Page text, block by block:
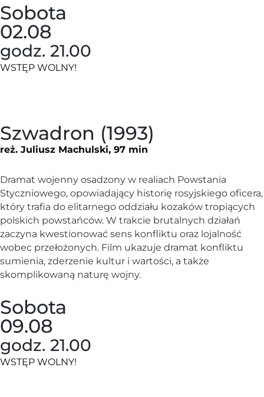
Sobota
02.08
godz. 21.00
WSTĘP WOLNY!
Szwadron (1993)
reż. Juliusz Machulski, 97 min
Dramat wojenny osadzony w realiach Powstania
Styczniowego, opowiadający historię rosyjskiego oficera,
który trafia do elitarnego oddziału kozaków tropiących
polskich powstańców. W trakcie brutalnych działań
zaczyna kwestionować sens konfliktu oraz lojalność
wobec przełożonych. Film ukazuje dramat konfliktu
sumienia, zderzenie kultur i wartości, a także
skomplikowaną naturę wojny.
Sobota
09.08
godz. 21.00
WSTĘP WOLNY!